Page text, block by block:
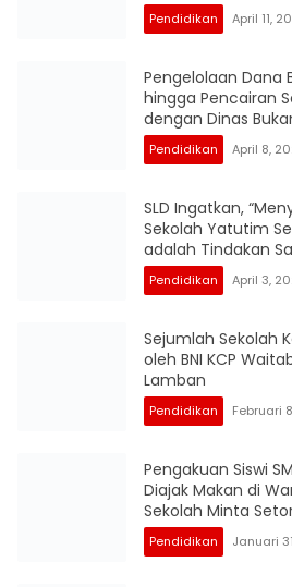
Pendidikan April 11,
Pengelolaan Dana
hingga Pencairan
dengan Dinas
Pendidikan April 8,
SLD Ingatkan,
Sekolah Yatutim
adalah Tindakan
Pendidikan April 3,
Sejumlah Sekolah
oleh BNI KCP
Lamban
Pendidikan Februari
Pengakuan Siswi
Diajak Makan di
Sekolah Minta
Pendidikan Januari